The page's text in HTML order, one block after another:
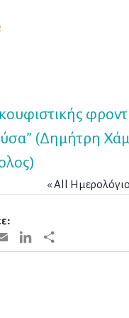
(Δημήτρη
« All
Email LinkedIn